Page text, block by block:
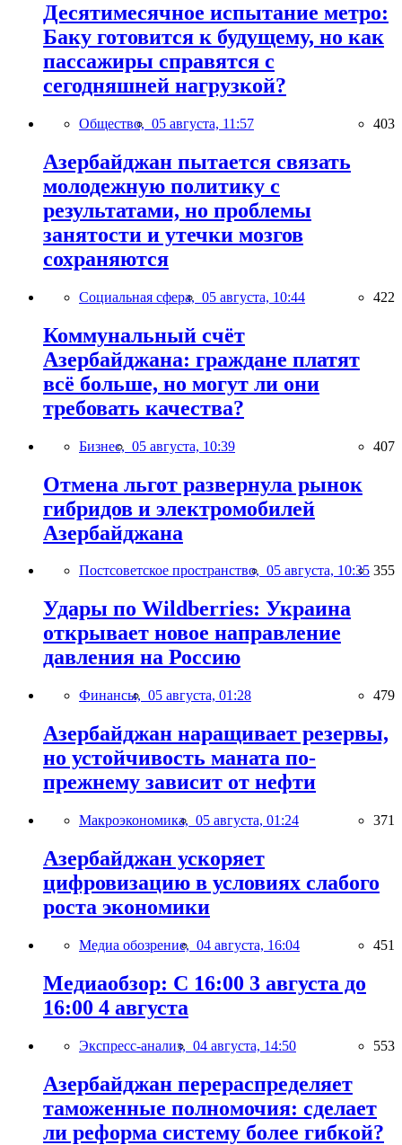
Десятимесячное испытание метро:
Баку готовится к будущему, но как
пассажиры справятся с
сегодняшней нагрузкой?
Общество, 05 августа, 11:57 403
Азербайджан пытается связать
молодежную политику с
результатами, но проблемы
занятости и утечки мозгов
сохраняются
Социальная сфера, 05 августа, 10:44 422
Коммунальный счёт
Азербайджана: граждане платят
всё больше, но могут ли они
требовать качества?
Бизнес, 05 августа, 10:39 407
Отмена льгот развернула рынок
гибридов и электромобилей
Азербайджана
Постсоветское пространство, 05 августа, 10:35 355
Удары по Wildberries: Украина
открывает новое направление
давления на Россию
Финансы, 05 августа, 01:28 479
Азербайджан наращивает резервы,
но устойчивость маната по-
прежнему зависит от нефти
Макроэкономика, 05 августа, 01:24 371
Азербайджан ускоряет
цифровизацию в условиях слабого
роста экономики
Медиа обозрение, 04 августа, 16:04 451
Медиаобзор: С 16:00 3 августа до
16:00 4 августа
Экспресс-анализ, 04 августа, 14:50 553
Азербайджан перераспределяет
таможенные полномочия: сделает
ли реформа систему более гибкой?